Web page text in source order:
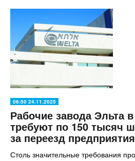
06:50 24.11.2025
Рабочие завода Эльта
требуют по 150 тысяч
за переезд
Столь значительные требования